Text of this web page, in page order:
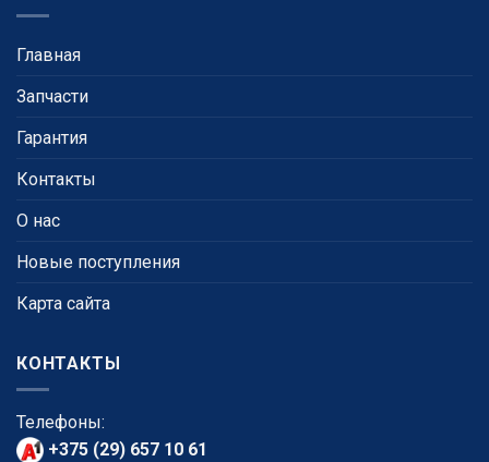
Главная
Запчасти
Гарантия
Контакты
О нас
Новые поступления
Карта сайта
КОНТАКТЫ
Телефоны:
+375 (29) 657 10 61